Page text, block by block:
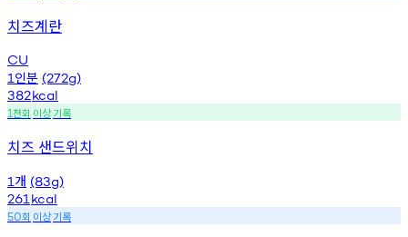
치즈계란
CU
1 인분 (272g)
382kcal
1천회 이상기록
치즈 샌드위치
1 개 (83g)
261 kcal
50회 이상기록